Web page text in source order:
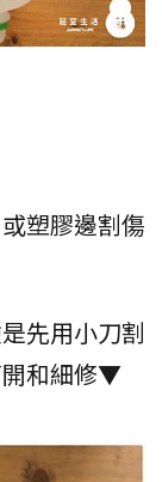
塑膠邊割傷
先用小刀割
開和細修▼